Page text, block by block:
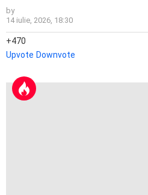
by
14 iulie, 2026, 18:30
470
Upvote Downvote